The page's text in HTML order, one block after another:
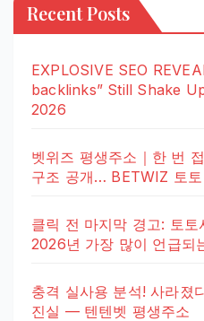
Recent Posts
EXPLOSIVE SEO
backlinks” Still Shake
2026
벳위즈 평생주소｜한 번
구조 공개… BETWIZ 토
클릭 전 마지막 경고: 토
2026년 가장 많이 언급되
충격 실사용 분석! 사라졌
진실 — 텐텐벳 평생주소